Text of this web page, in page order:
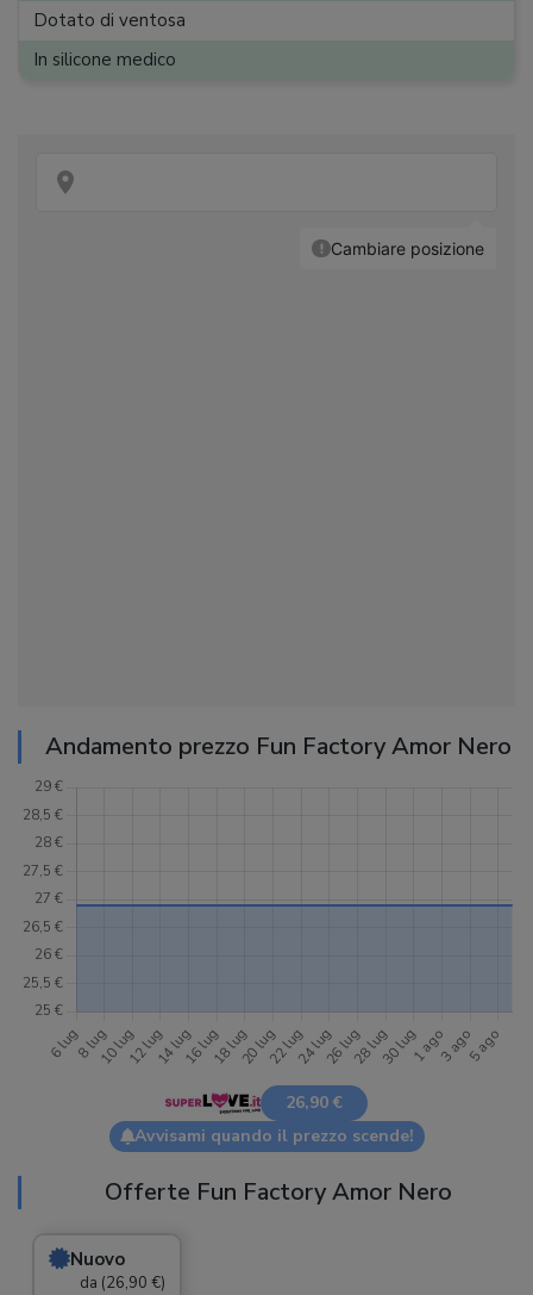
Dotato di ventosa
In silicone medico
Andamento prezzo Fun Factory Amor Nero
26,90 €
Avvisami quando il prezzo scende!
Offerte Fun Factory Amor Nero
Nuovo
da (26,90 €)